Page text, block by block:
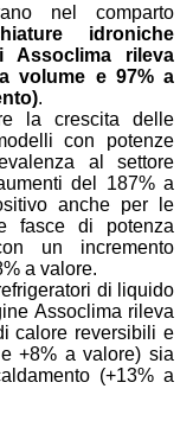
nel comparto
idroniche
Assoclima rileva
volume e 97% a
.
la crescita delle
con potenze
al settore
del 187% a
anche per le
fasce di potenza
un incremento
a valore.
di liquido
Assoclima rileva
calore reversibili e
+8% a valore) sia
(+13% a